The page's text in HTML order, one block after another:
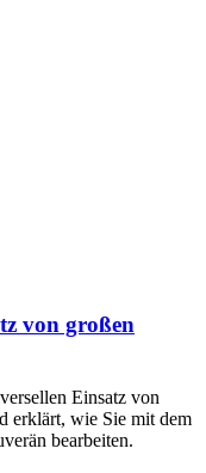
von großen
Einsatz von
erklärt, wie Sie mit dem
bearbeiten.